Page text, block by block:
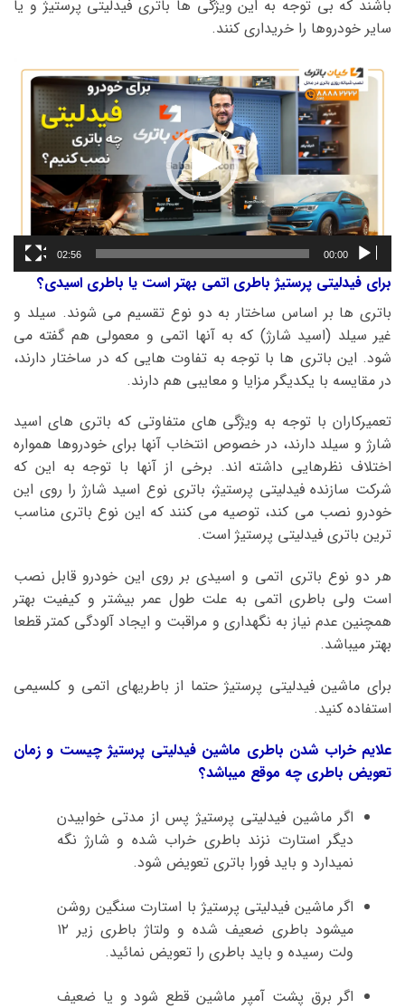
باشند که بی توجه به این ویژگی ها باتری فیدلیتی پرستیژ و یا
سایر خودروها را خریداری کنند.
نمایشگر
ویدیو
00:00
02:56
برای فیدلیتی پرستیژ باطری اتمی بهتر است یا باطری اسیدی؟
باتری ها بر اساس ساختار به دو نوع تقسیم می شوند. سیلد و
غیر سیلد (اسید شارژ) که به آنها اتمی و معمولی هم گفته می
شود. این باتری ها با توجه به تفاوت هایی که در ساختار دارند،
در مقایسه با یکدیگر مزایا و معایبی هم دارند.
تعمیرکاران با توجه به ویژگی های متفاوتی که باتری های اسید
شارژ و سیلد دارند، در خصوص انتخاب آنها برای خودروها همواره
اختلاف نظرهایی داشته اند. برخی از آنها با توجه به این که
شرکت سازنده فیدلیتی پرستیژ، باتری نوع اسید شارژ را روی این
خودرو نصب می کند، توصیه می کنند که این نوع باتری مناسب
ترین باتری فیدلیتی پرستیژ است.
هر دو نوع باتری اتمی و اسیدی بر روی این خودرو قابل نصب
است ولی باطری اتمی به علت طول عمر بیشتر و کیفیت بهتر
همچنین عدم نیاز به نگهداری و مراقبت و ایجاد آلودگی کمتر قطعا
بهتر میباشد.
برای ماشین فیدلیتی پرستیژ حتما از باطریهای اتمی و کلسیمی
استفاده کنید.
علایم خراب شدن باطری ماشین فیدلیتی پرستیژ چیست و زمان
تعویض باطری چه موقع میباشد؟
اگر ماشین فیدلیتی پرستیژ پس از مدتی خوابیدن
دیگر استارت نزند باطری خراب شده و شارژ نگه
نمیدارد و باید فورا باتری تعویض شود.
اگر ماشین فیدلیتی پرستیژ با استارت سنگین روشن
میشود باطری ضعیف شده و ولتاژ باطری زیر ۱۲
ولت رسیده و باید باطری را تعویض نمائید.
اگر برق پشت آمپر ماشین قطع شود و یا ضعیف